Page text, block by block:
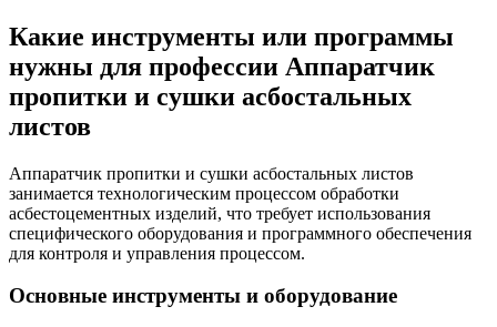
Какие инструменты или программы
нужны для профессии Аппаратчик
пропитки и сушки асбостальных
листов
Аппаратчик пропитки и сушки асбостальных листов
занимается технологическим процессом обработки
асбестоцементных изделий, что требует использования
специфического оборудования и программного обеспечения
для контроля и управления процессом.
Основные инструменты и оборудование